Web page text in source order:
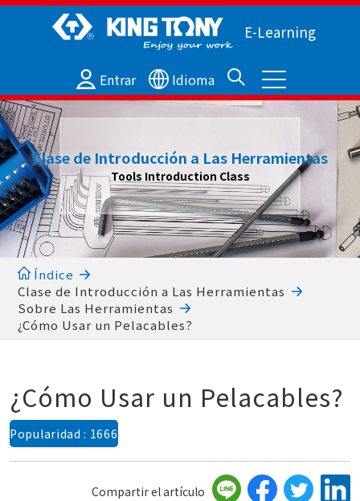
E-Learning
Entrar Idioma
Clase de Introducción a Las Herramientas
Tools Introduction Class
Índice
Clase de Introducción a Las Herramientas
Sobre Las Herramientas
¿Cómo Usar un Pelacables?
¿Cómo Usar un Pelacables?
Popularidad : 1666
Compartir el artículo